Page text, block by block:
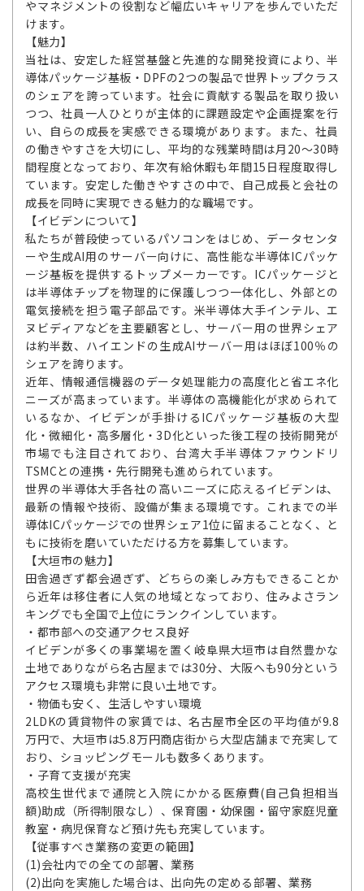
やマネジメントの役割など幅広いキャリアを歩んでいただ
けます。
【魅力】
当社は、安定した経営基盤と先進的な開発投資により、半
導体パッケージ基板・DPFの2つの製品で世界トップクラス
のシェアを誇っています。社会に貢献する製品を取り扱い
つつ、社員一人ひとりが主体的に課題設定や企画提案を行
い、自らの成長を実感できる環境があります。また、社員
の働きやすさを大切にし、平均的な残業時間は月20～30時
間程度となっており、年次有給休暇も年間15日程度取得し
ています。安定した働きやすさの中で、自己成長と会社の
成長を同時に実現できる魅力的な職場です。
【イビデンについて】
私たちが普段使っているパソコンをはじめ、データセンタ
ーや生成AI用のサーバー向けに、高性能な半導体ICパッケ
ージ基板を提供するトップメーカーです。ICパッケージと
は半導体チップを物理的に保護しつつ一体化し、外部との
電気接続を担う電子部品です。米半導体大手インテル、エ
ヌビディアなどを主要顧客とし、サーバー用の世界シェア
は約半数、ハイエンドの生成AIサーバー用はほぼ100％の
シェアを誇ります。
近年、情報通信機器のデータ処理能力の高度化と省エネ化
ニーズが高まっています。半導体の高機能化が求められて
いるなか、イビデンが手掛けるICパッケージ基板の大型
化・微細化・高多層化・3D化といった後工程の技術開発が
市場でも注目されており、台湾大手半導体ファウンドリ
TSMCとの連携・先行開発も進められています。
世界の半導体大手各社の高いニーズに応えるイビデンは、
最新の情報や技術、設備が集まる環境です。これまでの半
導体ICパッケージでの世界シェア1位に留まることなく、と
もに技術を磨いていただける方を募集しています。
【大垣市の魅力】
田舎過ぎず都会過ぎず、どちらの楽しみ方もできることか
ら近年は移住者に人気の地域となっており、住みよさラン
キングでも全国で上位にランクインしています。
・都市部への交通アクセス良好
イビデンが多くの事業場を置く岐阜県大垣市は自然豊かな
土地でありながら名古屋までは30分、大阪へも90分という
アクセス環境も非常に良い土地です。
・物価も安く、生活しやすい環境
2LDKの賃貸物件の家賃では、名古屋市全区の平均値が9.8
万円で、大垣市は5.8万円商店街から大型店舗まで充実して
おり、ショッピングモールも数多くあります。
・子育て支援が充実
高校生世代まで通院と入院にかかる医療費(自己負担相当
額)助成（所得制限なし）、保育園・幼保園・留守家庭児童
教室・病児保育など預け先も充実しています。
【従事すべき業務の変更の範囲】
(1)会社内での全ての部署、業務
(2)出向を実施した場合は、出向先の定める部署、業務